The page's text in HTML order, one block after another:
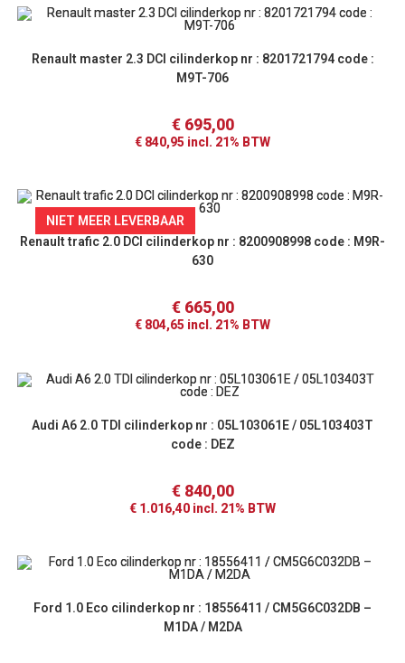
Renault master 2.3 DCI cilinderkop nr : 8201721794 code :
M9T-706
€695,00
€ 840,95 incl. 21% BTW
NIET MEER LEVERBAAR
Renault trafic 2.0 DCI cilinderkop nr : 8200908998 code : M9R-
630
€665,00
€ 804,65 incl. 21% BTW
Audi A6 2.0 TDI cilinderkop nr : 05L103061E / 05L103403T
code : DEZ
€840,00
€ 1.016,40 incl. 21% BTW
Ford 1.0 Eco cilinderkop nr : 18556411 / CM5G6C032DB –
M1DA / M2DA